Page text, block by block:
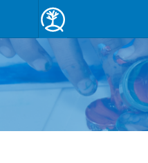
Toutes les infos utiles